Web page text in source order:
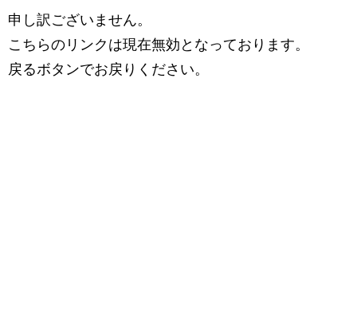
申し訳ございません。
こちらのリンクは現在無効となっております。
戻るボタンでお戻りください。